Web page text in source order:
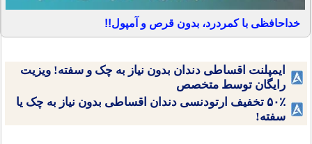
خداحافظی با کمردرد، بدون قرص و آمپول!!
ایمپلنت اقساطی دندان بدون نیاز به چک و سفته! ویزیت
رایگان توسط متخصص
۵۰٪ تخفیف ارتودنسی دندان اقساطی بدون نیاز به چک یا
سفته!